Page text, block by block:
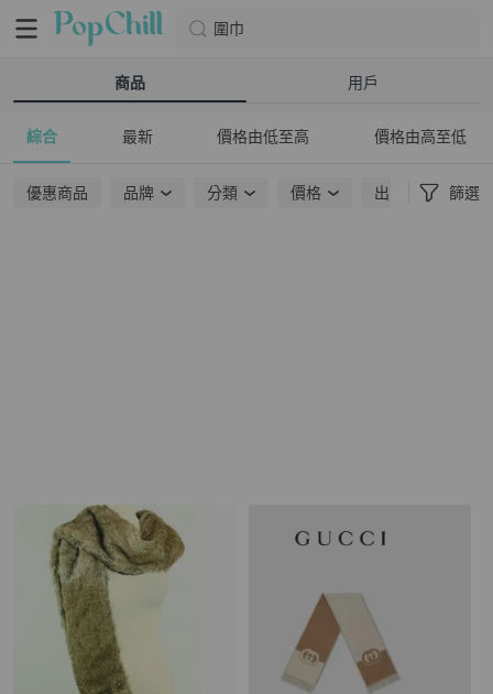
圍巾
商品 用戶
綜合 最新 價格由低至高 價格由高至低
優惠商品 品牌 分類 價格 出貨地點 篩選